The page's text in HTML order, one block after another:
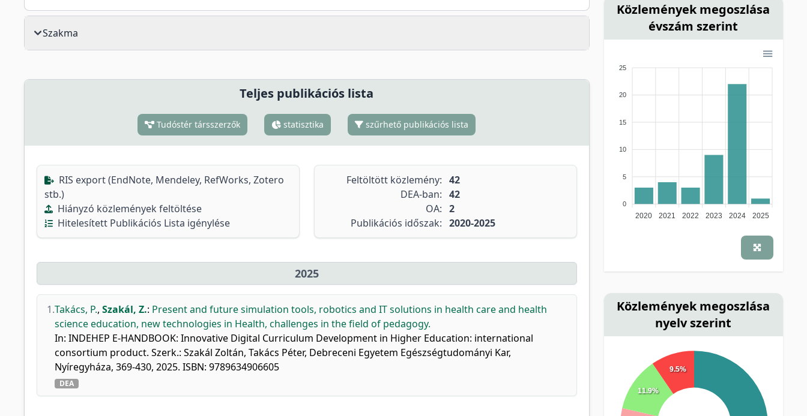
Szakma
Teljes publikációs lista
Tudóstér társszerzők statisztika szűrhető publikációs lista
RIS export (EndNote, Mendeley, RefWorks, Zotero
stb.)
Hiányzó közlemények feltöltése
Hitelesített Publikációs Lista igénylése
Feltöltött közlemény: 42
DEA-ban: 42
OA: 2
Publikációs időszak: 2020-2025
2025
1.Takács, P., Szakál, Z.: Present and future simulation tools, robotics and IT solutions in health care and health
science education, new technologies in Health, challenges in the field of pedagogy.
In: INDEHEP E-HANDBOOK: Innovative Digital Curriculum Development in Higher Education: international
consortium product. Szerk.: Szakál Zoltán, Takács Péter, Debreceni Egyetem Egészségtudományi Kar,
Nyíregyháza, 369-430, 2025. ISBN: 9789634906605
DEA
Közlemények megoszlása
évszám szerint
25
20
15
10
5
0
2020 2021 2022 2023 2024 2025
Közlemények megoszlása
nyelv szerint
11.9%
9.5%